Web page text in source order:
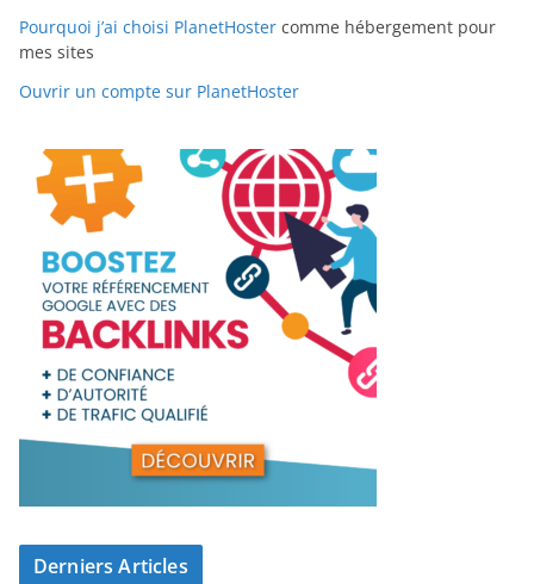
Pourquoi j’ai choisi PlanetHoster comme hébergement pour
mes sites
Ouvrir un compte sur PlanetHoster
Derniers Articles